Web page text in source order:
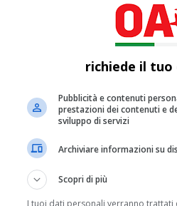
videoludica Riot Games e
in particolare dal pubblico,
Arcane si è classificata
storia di due città futuristiche,
povertà,
è al centro di tutta la
fazioni, ovvero l’
richiede il tuo
Pubblicità e contenuti
prestazioni dei contenuti e
sviluppo di servizi
Archiviare informazioni su
Scopri di più
I tuoi dati personali verranno